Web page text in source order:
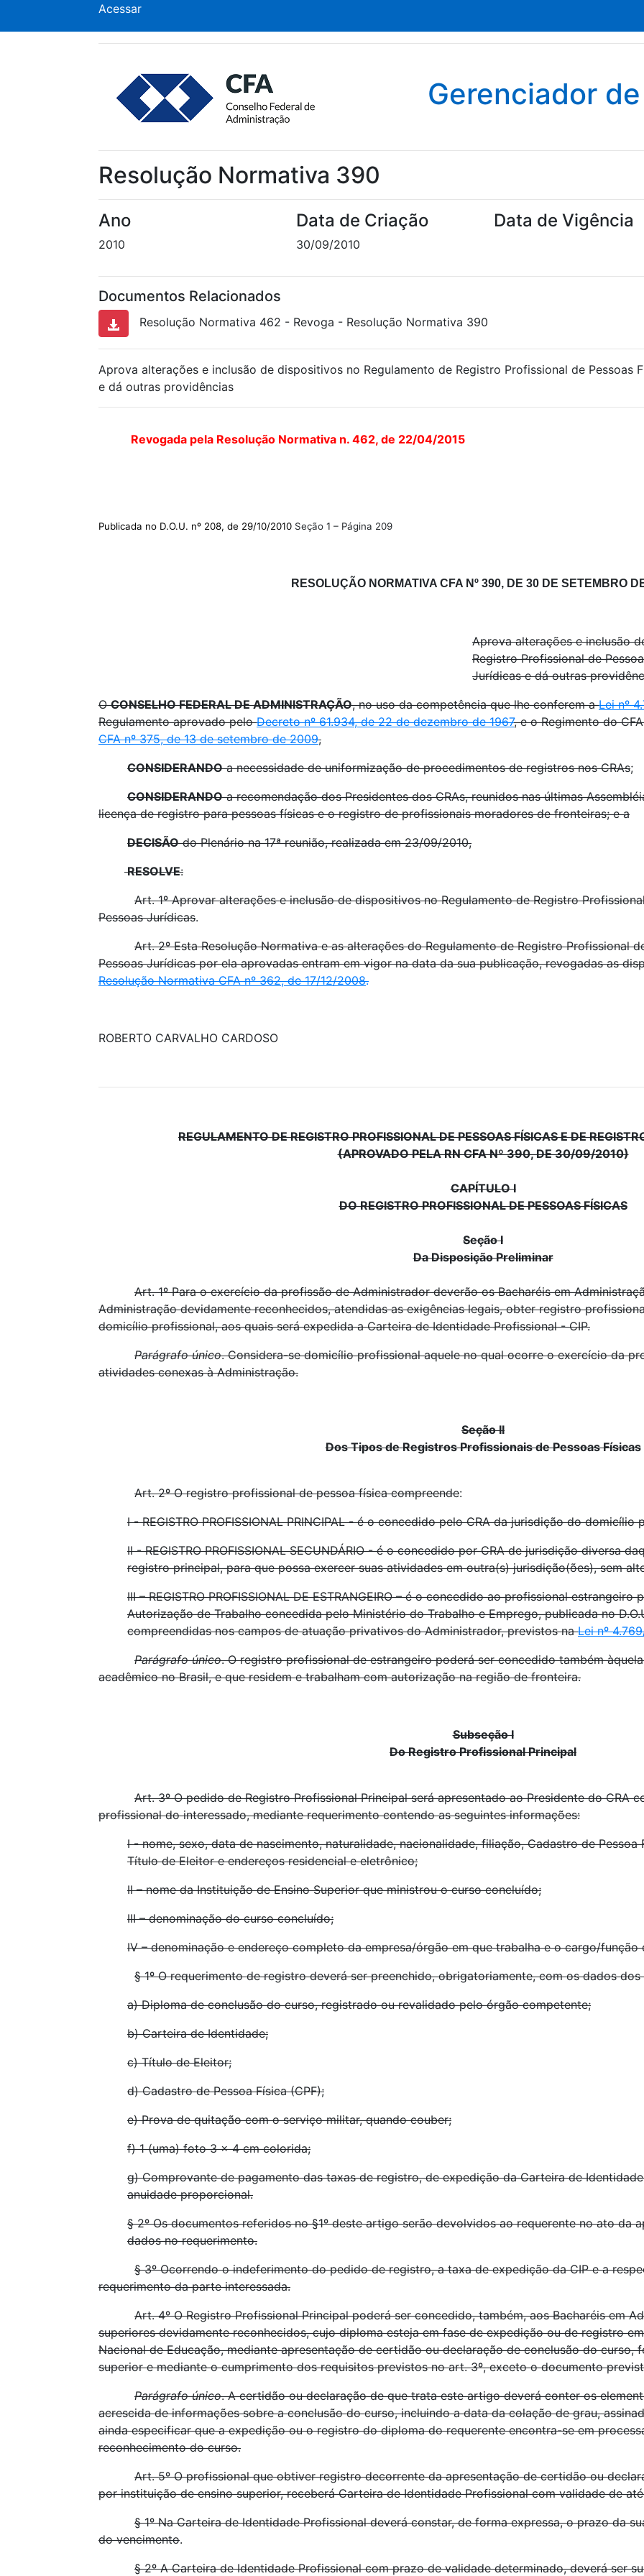
Acessar
Gerenciador
Resolução Normativa 390
Ano
2010
Data de Criação
30/09/2010
Data de Vigência
Documentos Relacionados
Resolução Normativa 462 - Revoga - Resolução Normativa 390
Aprova alterações e inclusão de dispositivos no Regulamento de Registro Profissional de Pessoas
e dá outras providências
Revogada pela Resolução Normativa n. 462, de 22/04/2015
Publicada no D.O.U. nº 208, de 29/10/2010 Seção 1 – Página 209
RESOLUÇÃO NORMATIVA CFA Nº 390, DE 30 DE SETEMBRO
Aprova alterações e inclusão
Registro Profissional de
Jurídicas e dá outras
OCONSELHO FEDERAL DE ADMINISTRAÇÃO, no uso da competência que lhe conferem aLei nº
Regulamento aprovado peloDecreto nº 61.934, de 22 de dezembro de 1967, e o Regimento do
CFA nº 375, de 13 de setembro de 2009,
CONSIDERANDOa necessidade de uniformização de procedimentos de registros nos CRAs;
CONSIDERANDOa recomendação dos Presidentes dos CRAs, reunidos nas últimas
licença de registro para pessoas físicas e o registro de profissionais moradores de fronteiras; e a
DECISÃOdo Plenário na 17ª reunião, realizada em 23/09/2010,
RESOLVE:
Art. 1º Aprovar alterações e inclusão de dispositivos no Regulamento de Registro
Pessoas Jurídicas.
Art. 2º Esta Resolução Normativa e as alterações do Regulamento de Registro Profissional
Pessoas Jurídicas por ela aprovadas entram em vigor na data da sua publicação, revogadas as
Resolução Normativa CFA nº 362, de 17/12/2008.
ROBERTO CARVALHO CARDOSO
REGULAMENTO DE REGISTRO PROFISSIONAL DE PESSOAS FÍSICAS E DE
(APROVADO PELA RN CFA Nº 390, DE 30/09/2010)
CAPÍTULO I
DO REGISTRO PROFISSIONAL DE PESSOAS FÍSICAS
Seção I
Da Disposição Preliminar
Art. 1º Para o exercício da profissão de Administrador deverão os Bacharéis em
Administração devidamente reconhecidos, atendidas as exigências legais, obter registro
domicílio profissional, aos quais será expedida a Carteira de Identidade Profissional - CIP.
Parágrafo único. Considera-se domicílio profissional aquele no qual ocorre o exercício da
atividades conexas à Administração.
Seção II
Dos Tipos de Registros Profissionais de Pessoas Físicas
Art. 2º O registro profissional de pessoa física compreende:
I - REGISTRO PROFISSIONAL PRINCIPAL - é o concedido pelo CRA da jurisdição do domicílio
II - REGISTRO PROFISSIONAL SECUNDÁRIO - é o concedido por CRA de jurisdição diversa
registro principal, para que possa exercer suas atividades em outra(s) jurisdição(ões), sem
III – REGISTRO PROFISSIONAL DE ESTRANGEIRO – é o concedido ao profissional
Autorização de Trabalho concedida pelo Ministério do Trabalho e Emprego, publicada no
compreendidas nos campos de atuação privativos do Administrador, previstos naLei nº
Parágrafo único. O registro profissional de estrangeiro poderá ser concedido também
acadêmico no Brasil, e que residem e trabalham com autorização na região de fronteira.
Subseção I
Do Registro Profissional Principal
Art. 3º O pedido de Registro Profissional Principal será apresentado ao Presidente do CRA
profissional do interessado, mediante requerimento contendo as seguintes informações:
I - nome, sexo, data de nascimento, naturalidade, nacionalidade, filiação, Cadastro de
Título de Eleitor e endereços residencial e eletrônico;
II – nome da Instituição de Ensino Superior que ministrou o curso concluído;
III – denominação do curso concluído;
IV – denominação e endereço completo da empresa/órgão em que trabalha e o cargo/função
§ 1º O requerimento de registro deverá ser preenchido, obrigatoriamente, com os dados
a) Diploma de conclusão do curso, registrado ou revalidado pelo órgão competente;
b) Carteira de Identidade;
c) Título de Eleitor;
d) Cadastro de Pessoa Física (CPF);
e) Prova de quitação com o serviço militar, quando couber;
f) 1 (uma) foto 3 x 4 cm colorida;
g) Comprovante de pagamento das taxas de registro, de expedição da Carteira de
anuidade proporcional.
§ 2º Os documentos referidos no §1º deste artigo serão devolvidos ao requerente no ato da
dados no requerimento.
§ 3º Ocorrendo o indeferimento do pedido de registro, a taxa de expedição da CIP e a
requerimento da parte interessada.
Art. 4º O Registro Profissional Principal poderá ser concedido, também, aos Bacharéis em
superiores devidamente reconhecidos, cujo diploma esteja em fase de expedição ou de registro
Nacional de Educação, mediante apresentação de certidão ou declaração de conclusão do curso,
superior e mediante o cumprimento dos requisitos previstos no art. 3º, exceto o documento
Parágrafo único. A certidão ou declaração de que trata este artigo deverá conter os
acrescida de informações sobre a conclusão do curso, incluindo a data da colação de grau,
ainda especificar que a expedição ou o registro do diploma do requerente encontra-se em
reconhecimento do curso.
Art. 5º O profissional que obtiver registro decorrente da apresentação de certidão ou
por instituição de ensino superior, receberá Carteira de Identidade Profissional com validade de
§ 1º Na Carteira de Identidade Profissional deverá constar, de forma expressa, o prazo da
do vencimento.
§ 2º A Carteira de Identidade Profissional com prazo de validade determinado, deverá ser